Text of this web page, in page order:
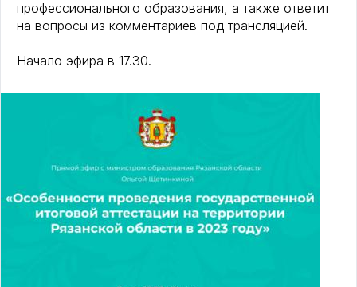
профессионального образования, а также ответит
на вопросы из комментариев под трансляцией.
Начало эфира в 17.30.